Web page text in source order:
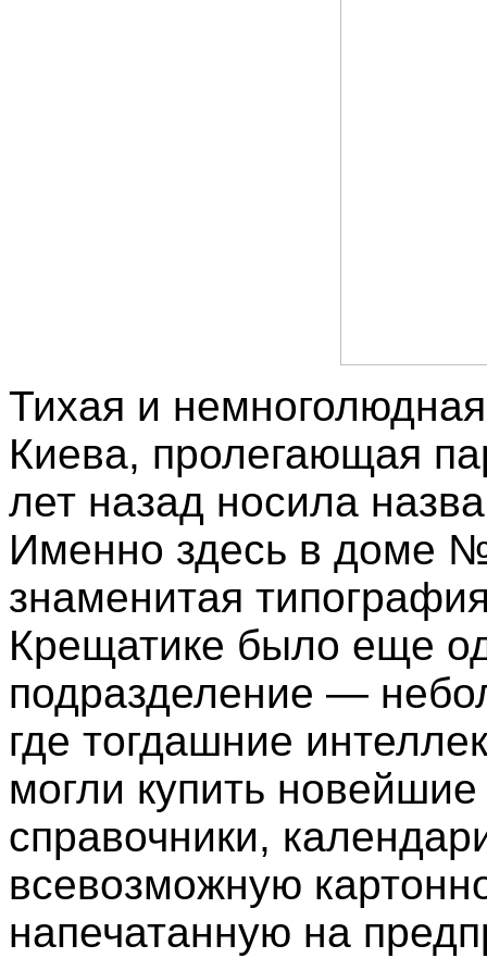
Тихая и
Киева, пролегающая
лет назад носила
Именно здесь в доме
знаменитая
Крещатике было еще
подразделение —
где тогдашние
могли купить новейшие
справочники,
всевозможную
напечатанную на